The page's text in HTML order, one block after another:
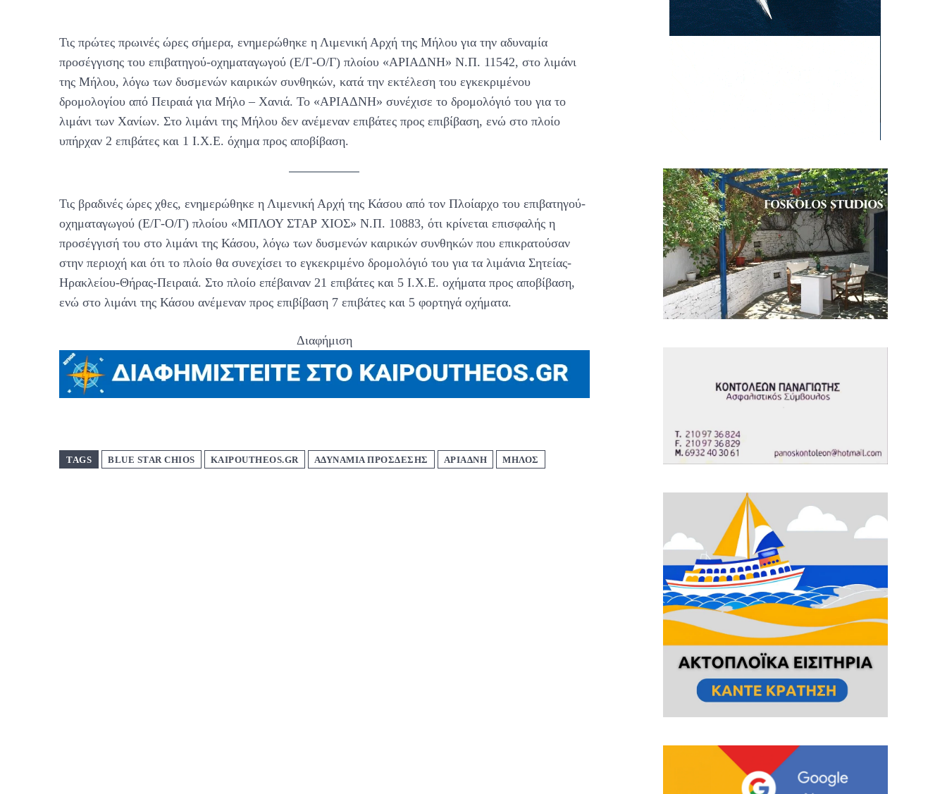
Τις πρώτες πρωινές ώρες σήμερα, ενημερώθηκε η Λιμενική Αρχή της Μήλου για την αδυναμία
προσέγγισης του επιβατηγού-οχηματαγωγού (Ε/Γ-Ο/Γ) πλοίου «ΑΡΙΑΔΝΗ» Ν.Π. 11542, στο λιμάνι
της Μήλου, λόγω των δυσμενών καιρικών συνθηκών, κατά την εκτέλεση του εγκεκριμένου
δρομολογίου από Πειραιά για Μήλο – Χανιά. Το «ΑΡΙΑΔΝΗ» συνέχισε το δρομολόγιό του για το
λιμάνι των Χανίων. Στο λιμάνι της Μήλου δεν ανέμεναν επιβάτες προς επιβίβαση, ενώ στο πλοίο
υπήρχαν 2 επιβάτες και 1 Ι.Χ.Ε. όχημα προς αποβίβαση.
Τις βραδινές ώρες χθες, ενημερώθηκε η Λιμενική Αρχή της Κάσου από τον Πλοίαρχο του επιβατηγού-
οχηματαγωγού (Ε/Γ-Ο/Γ) πλοίου «ΜΠΛΟΥ ΣΤΑΡ ΧΙΟΣ» Ν.Π. 10883, ότι κρίνεται επισφαλής η
προσέγγισή του στο λιμάνι της Κάσου, λόγω των δυσμενών καιρικών συνθηκών που επικρατούσαν
στην περιοχή και ότι το πλοίο θα συνεχίσει το εγκεκριμένο δρομολόγιό του για τα λιμάνια Σητείας-
Ηρακλείου-Θήρας-Πειραιά. Στο πλοίο επέβαιναν 21 επιβάτες και 5 Ι.Χ.Ε. οχήματα προς αποβίβαση,
ενώ στο λιμάνι της Κάσου ανέμεναν προς επιβίβαση 7 επιβάτες και 5 φορτηγά οχήματα.
Διαφήμιση
TAGS BLUE STAR CHIOS KAIPOUTHEOS.GR ΑΔΥΝΑΜΙΑ ΠΡΟΣΔΕΣΗΣ ΑΡΙΑΔΝΗ ΜΗΛΟΣ